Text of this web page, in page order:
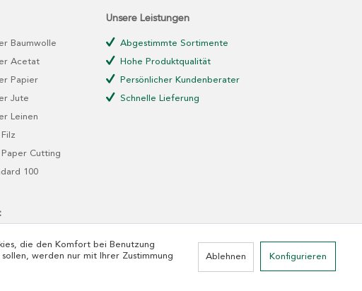
Baumwolle
Acetat
Papier
Jute
Leinen
Paper Cutting
100
Unsere Leistungen
Abgestimmte Sortimente
Hohe Produktqualität
Persönlicher Kundenberater
Schnelle Lieferung
die den Komfort bei Benutzung
werden nur mit Ihrer Zustimmung
Ablehnen Konfigurieren